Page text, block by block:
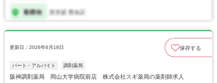
更新日：2026年6月18日 保存する
パート・アルバイト 調剤薬局
阪神調剤薬局 岡山大学病院前店 株式会社スギ薬局の薬剤師求人